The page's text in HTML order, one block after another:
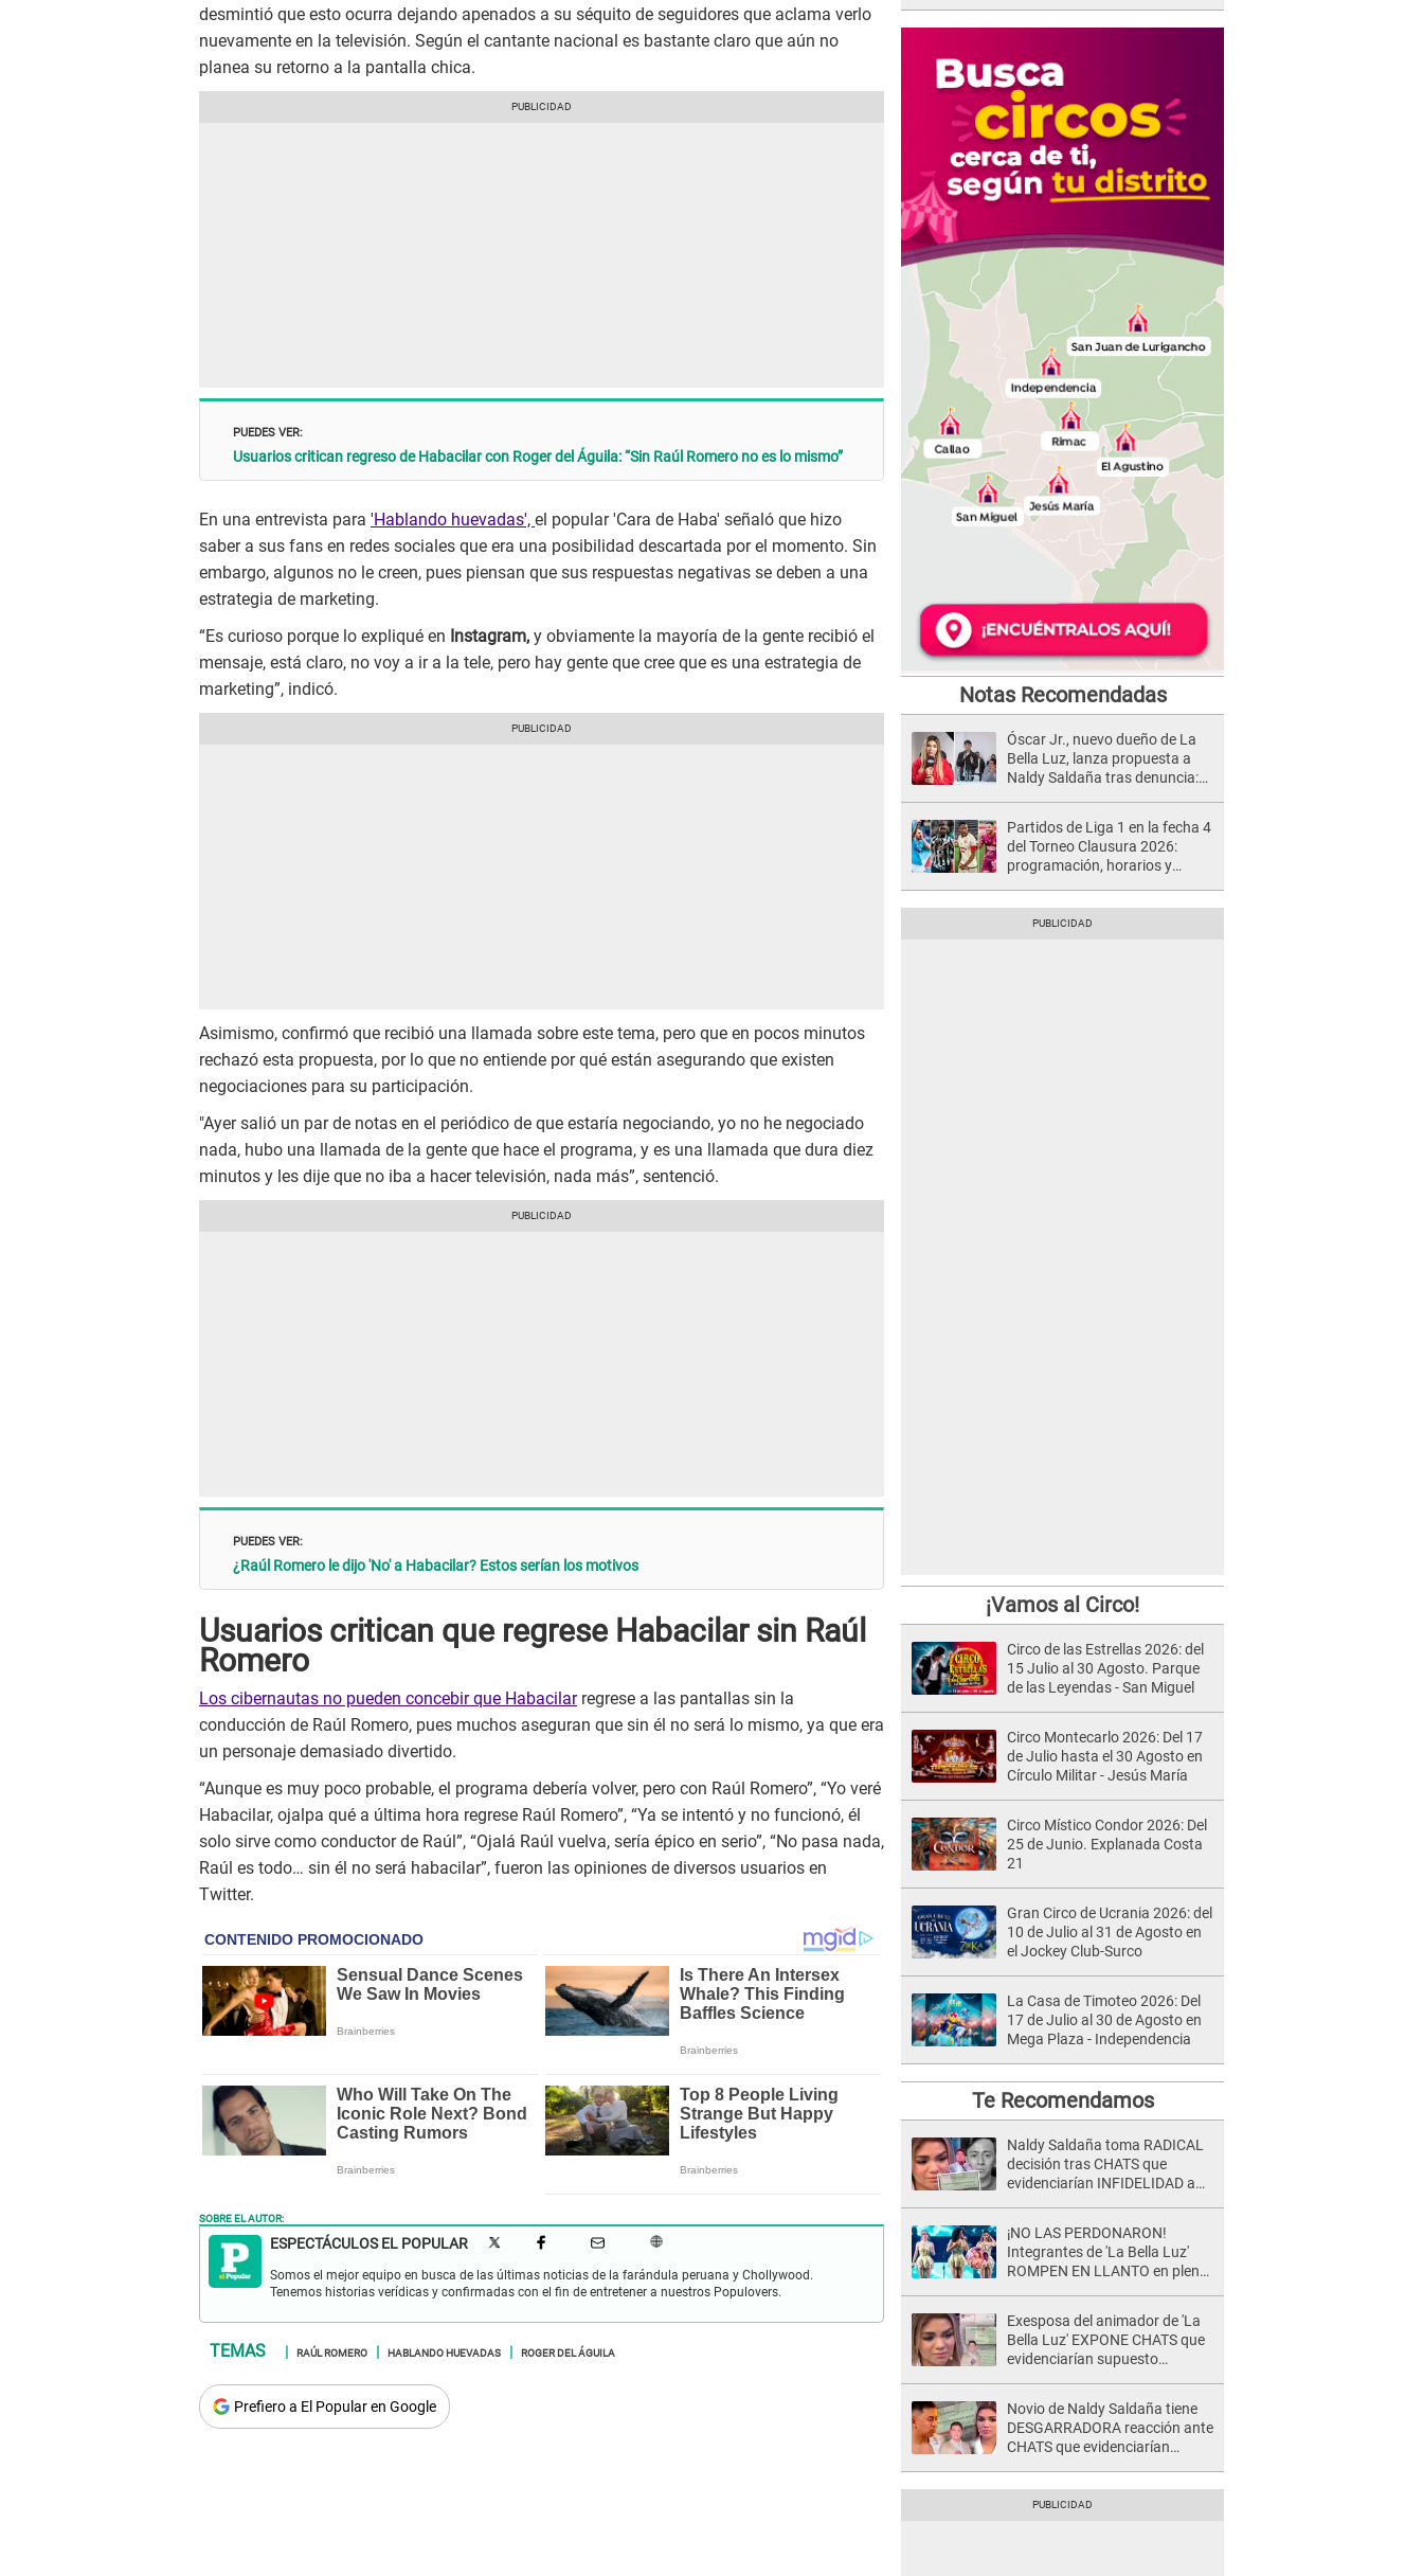
desmintió que esto ocurra dejando apenados a su séquito de seguidores que aclama verlo
nuevamente en la televisión. Según el cantante nacional es bastante claro que aún no
planea su retorno a la pantalla chica.
PUEDES VER:
Usuarios critican regreso de Habacilar con Roger del Águila: “Sin Raúl Romero no es lo mismo”
En una entrevista para 'Hablando huevadas', el popular 'Cara de Haba' señaló que hizo
saber a sus fans en redes sociales que era una posibilidad descartada por el momento. Sin
embargo, algunos no le creen, pues piensan que sus respuestas negativas se deben a una
estrategia de marketing.
“Es curioso porque lo expliqué en Instagram, y obviamente la mayoría de la gente recibió el
mensaje, está claro, no voy a ir a la tele, pero hay gente que cree que es una estrategia de
marketing”, indicó.
Asimismo, confirmó que recibió una llamada sobre este tema, pero que en pocos minutos
rechazó esta propuesta, por lo que no entiende por qué están asegurando que existen
negociaciones para su participación.
"Ayer salió un par de notas en el periódico de que estaría negociando, yo no he negociado
nada, hubo una llamada de la gente que hace el programa, y es una llamada que dura diez
minutos y les dije que no iba a hacer televisión, nada más”, sentenció.
PUEDES VER:
¿Raúl Romero le dijo 'No' a Habacilar? Estos serían los motivos
Usuarios critican que regrese Habacilar sin Raúl
Romero
Los cibernautas no pueden concebir que Habacilarregrese a las pantallas sin la
conducción de Raúl Romero, pues muchos aseguran que sin él no será lo mismo, ya que era
un personaje demasiado divertido.
“Aunque es muy poco probable, el programa debería volver, pero con Raúl Romero”, “Yo veré
Habacilar, ojalpa qué a última hora regrese Raúl Romero”, “Ya se intentó y no funcionó, él
solo sirve como conductor de Raúl”, “Ojalá Raúl vuelva, sería épico en serio”, “No pasa nada,
Raúl es todo… sin él no será habacilar”, fueron las opiniones de diversos usuarios en
Twitter.
SOBRE EL AUTOR:
ESPECTÁCULOS EL POPULAR
Somos el mejor equipo en busca de las últimas noticias de la farándula peruana y Chollywood.
Tenemos historias verídicas y confirmadas con el fin de entretener a nuestros Populovers.
RAÚL ROMERO HABLANDO HUEVADAS ROGER DEL ÁGUILA
Prefiero a El Popular en Google
Notas Recomendadas
Óscar Jr., nuevo dueño de La
Bella Luz, lanza propuesta a
Naldy Saldaña tras denuncia:
Partidos de Liga 1 en la fecha 4
del Torneo Clausura 2026:
programación, horarios y
¡Vamos al Circo!
Circo de las Estrellas 2026: del
15 Julio al 30 Agosto. Parque
de las Leyendas - San Miguel
Circo Montecarlo 2026: Del 17
de Julio hasta el 30 Agosto en
Círculo Militar - Jesús María
Circo Místico Condor 2026: Del
25 de Junio. Explanada Costa
21
Gran Circo de Ucrania 2026: del
10 de Julio al 31 de Agosto en
el Jockey Club-Surco
La Casa de Timoteo 2026: Del
17 de Julio al 30 de Agosto en
Mega Plaza - Independencia
Te Recomendamos
Naldy Saldaña toma RADICAL
decisión tras CHATS que
evidenciarían INFIDELIDAD a
¡NO LAS PERDONARON!
Integrantes de 'La Bella Luz'
ROMPEN EN LLANTO en pleno
Exesposa del animador de 'La
Bella Luz' EXPONE CHATS que
evidenciarían supuesto
Novio de Naldy Saldaña tiene
DESGARRADORA reacción ante
CHATS que evidenciarían